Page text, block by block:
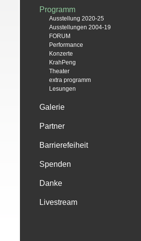
Programm
Ausstellung 2020-25
Ausstellungen 2004-19
FORUM
Performance
Konzerte
KrahPeng
Theater
extra programm
Lesungen
Galerie
Partner
Barrierefeiheit
Spenden
Danke
Livestream